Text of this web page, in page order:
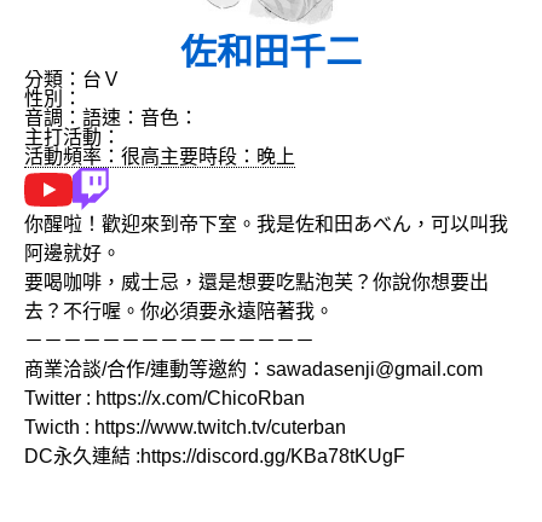
佐和田千二
分類：台Ｖ
性別：
音調： 語速： 音色：
主打活動：
活動頻率：很高主要時段：晚上
你醒啦！歡迎來到帝下室。我是佐和田あべん，可以叫我
阿邊就好。
要喝咖啡，威士忌，還是想要吃點泡芙？你說你想要出
去？不行喔。你必須要永遠陪著我。
－－－－－－－－－－－－－－－
商業洽談/合作/連動等邀約：sawadasenji@gmail.com
Twitter : https://x.com/ChicoRban
Twicth : https://www.twitch.tv/cuterban
DC永久連結 :https://discord.gg/KBa78tKUgF